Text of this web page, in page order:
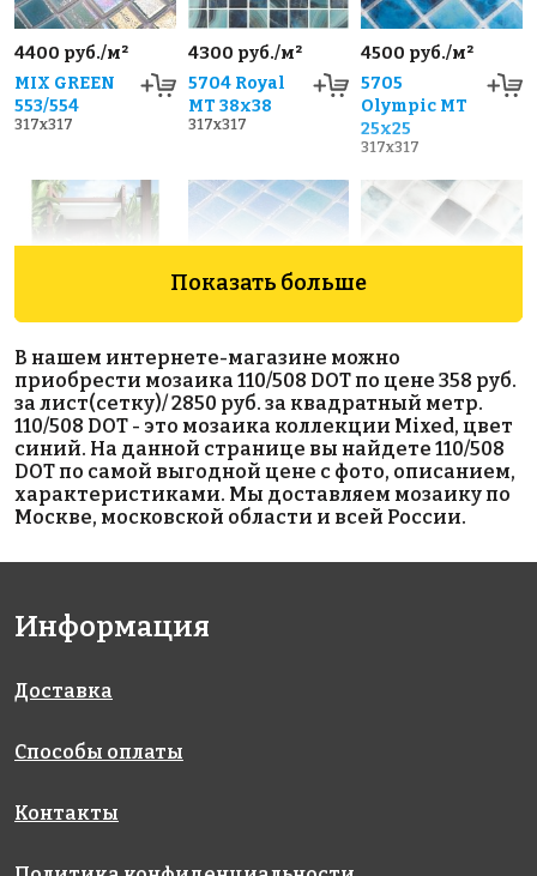
4400 руб./м²
MIX GREEN
553/554
317x317
4300 руб./м²
5704 Royal
MT 38x38
317x317
4500 руб./м²
5705
Olympic MT
25x25
317x317
3400 руб./м²
5608 Bali
25x25
317x317
4400 руб./м²
MIX BLUE
551/552
317x317
3400 руб./м²
5606 Air
Force 25x25
317x317
5605
Olympic
317x317
Показать больше
В нашем интернете-магазине можно
приобрести мозаика 110/508 DOT по цене 358 руб.
за лист(сетку)/ 2850 руб. за квадратный метр.
110/508 DOT - это мозаика коллекции Mixed, цвет
синий. На данной странице вы найдете 110/508
DOT по самой выгодной цене с фото, описанием,
характеристиками. Мы доставляем мозаику по
Москве, московской области и всей России.
Информация
Доставка
Способы оплаты
Контакты